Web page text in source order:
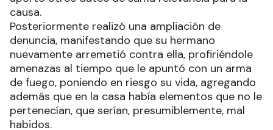
causa.
Posteriormente realizó una ampliación de
denuncia, manifestando que su hermano
nuevamente arremetió contra ella, profiriéndole
amenazas al tiempo que le apuntó con un arma
de fuego, poniendo en riesgo su vida, agregando
además que en la casa había elementos que no le
pertenecían, que serían, presumiblemente, mal
habidos.